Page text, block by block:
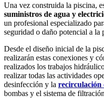
Una vez construida la piscina,
suministros de agua y
un profesional especializado
seguridad o daño potencial a la
Desde el diseño inicial de la
realizarán estas conexiones y
realizados los trabajos
realizar todas las actividades
desinfección y la recirculación
bombas y el sistema de